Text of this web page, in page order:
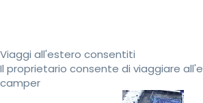
Viaggi all'estero consentiti
Il proprietario consente di viaggiare
camper